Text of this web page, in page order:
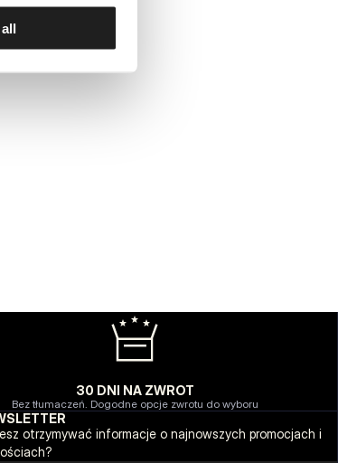
30 DNI NA ZWROT
Bez tłumaczeń. Dogodne opcje zwrotu do wyboru
otrzymywać informacje o najnowszych promocjach i